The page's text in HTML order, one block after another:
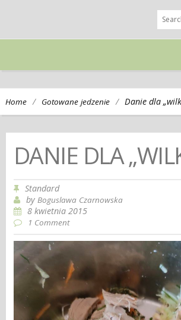
Home / Gotowane jedzenie / Danie dla
DANIE DLA
Standard
byBoguslawa Czarnowska
8 kwietnia 2015
1 Comment